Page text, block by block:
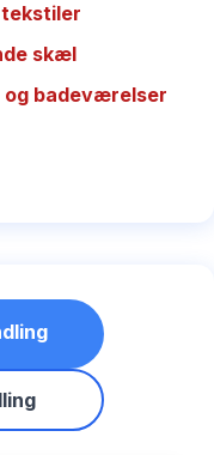
tekstiler
skæl
og badeværelser